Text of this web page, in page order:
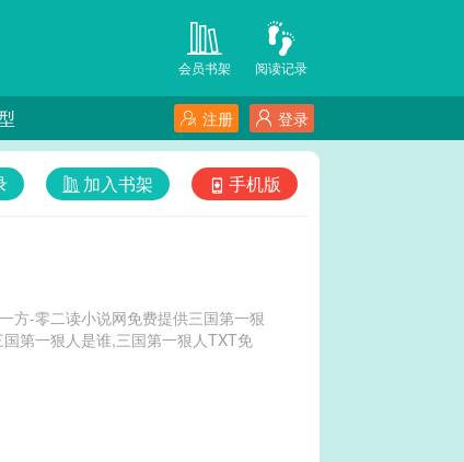
阅读记录
会员书架
登录
注册
手机版
加入书架
方-零二读小说网免费提供三国第一狠